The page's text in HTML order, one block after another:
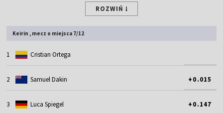
ROZWIŃ
Keirin , mecz o miejsca 7/12
1 Cristian Ortega
2 Samuel Dakin +0.015
3 Luca Spiegel +0.147